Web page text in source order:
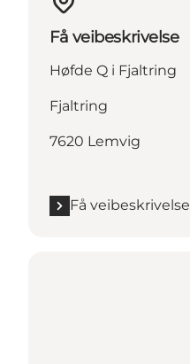
Få veibeskrivelse
Høfde Q i Fjaltring
Fjaltring
7620 Lemvig
Få veibeskrivelse